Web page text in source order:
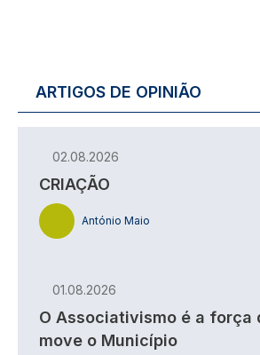
ARTIGOS DE OPINIÃO
02.08.2026
CRIAÇÃO
António Maio
01.08.2026
O Associativismo é a força
move o Município